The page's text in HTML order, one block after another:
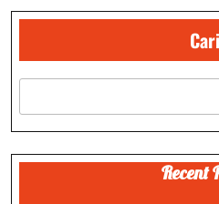
Cari
Recent